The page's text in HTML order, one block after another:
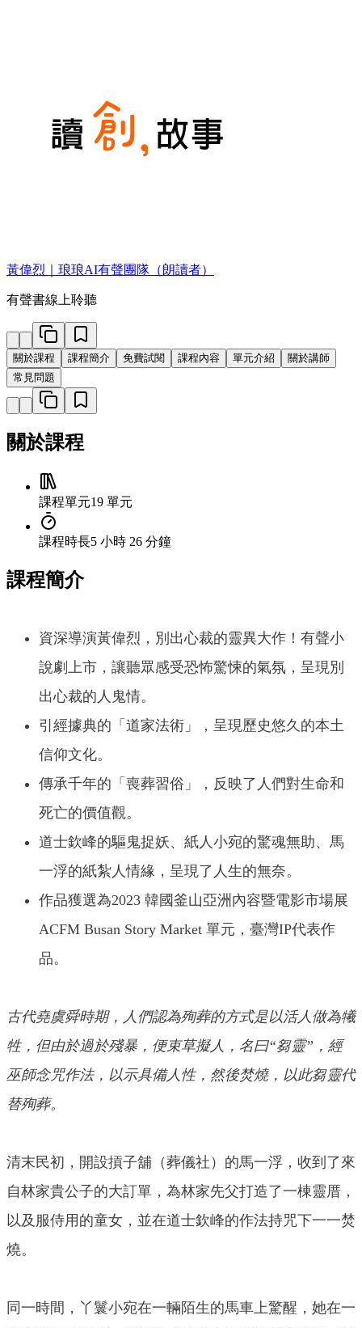
黃偉烈｜琅琅AI有聲團隊（朗讀者）
有聲書線上聆聽
關於課程 課程簡介 免費試閱 課程內容 單元介紹
關於講師
常見問題
關於課程
課程單元19 單元
課程時長5 小時 26 分鐘
課程簡介
資深導演黃偉烈，別出心裁的靈異大作！有聲小
說劇上市，讓聽眾感受恐怖驚悚的氣氛，呈現別
出心裁的人鬼情。
引經據典的「道家法術」，呈現歷史悠久的本土
信仰文化。
傳承千年的「喪葬習俗」，反映了人們對生命和
死亡的價值觀。
道士欽峰的驅鬼捉妖、紙人小宛的驚魂無助、馬
一浮的紙紮人情緣，呈現了人生的無奈。
作品獲選為2023 韓國釜山亞洲內容暨電影市場展
ACFM Busan Story Market 單元，臺灣IP代表作
品。
古代堯虞舜時期，人們認為殉葬的方式是以活人做為犧
牲，但由於過於殘暴，便束草擬人，名曰“芻靈”，經
巫師念咒作法，以示具備人性，然後焚燒，以此芻靈代
替殉葬。
清末民初，開設摃子舖（葬儀社）的馬一浮，收到了來
自林家貴公子的大訂單，為林家先父打造了一棟靈厝，
以及服侍用的童女，並在道士欽峰的作法持咒下一一焚
燒。
同一時間，丫鬟小宛在一輛陌生的馬車上驚醒，她在一